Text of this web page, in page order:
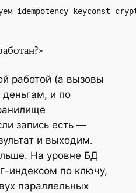
idempotency
работой (а вызовы
и по
запись есть —
и выходим.
На уровне БД
-индексом по ключу,
параллельных